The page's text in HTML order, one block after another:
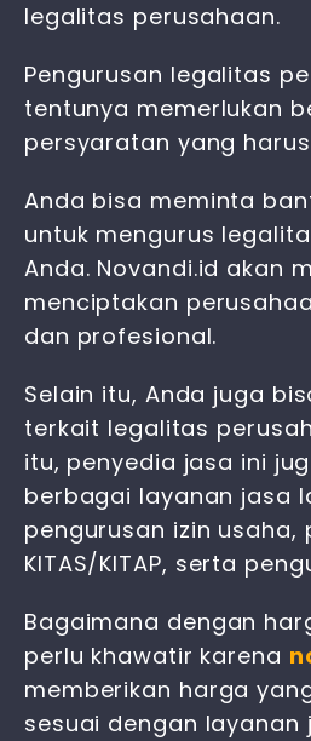
legalitas perusahaan.
Pengurusan legalitas
tentunya memerlukan
persyaratan yang
Anda bisa meminta
untuk mengurus
Anda. Novandi.id akan
menciptakan
dan profesional.
Selain itu, Anda juga
terkait legalitas
itu, penyedia jasa ini
berbagai layanan jasa
pengurusan izin usaha,
KITAS/KITAP, serta
Bagaimana dengan
perlu khawatir karena
memberikan harga
sesuai dengan layanan